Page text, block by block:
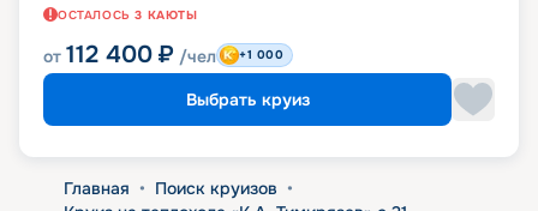
ОСТАЛОСЬ 3 КАЮТЫ
от 112 400 ₽ /чел +1 000
Выбрать круиз
Главная • Поиск круизов •